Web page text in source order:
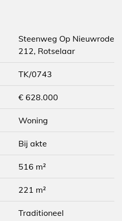
Steenweg Op Nieuwrode
212, Rotselaar
TK/0743
€ 628.000
Woning
Bij akte
516 m²
221 m²
Traditioneel